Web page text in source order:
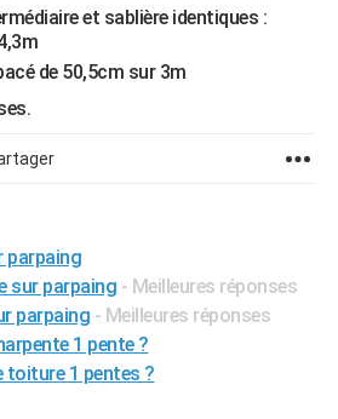
et sablière identiques :
de 50,5cm sur 3m
parpaing
sur parpaing - Meilleures réponses
parpaing - Meilleures réponses
1 pente ?
toiture 1 pentes ?